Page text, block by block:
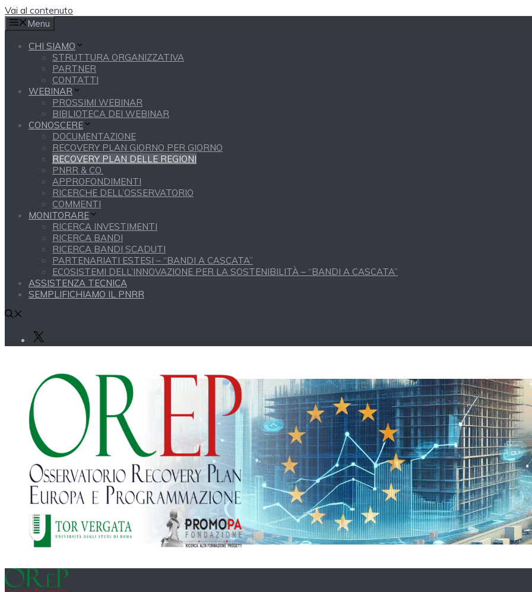
Vai al contenuto
Menu
CHI SIAMO
STRUTTURA ORGANIZZATIVA
PARTNER
CONTATTI
WEBINAR
PROSSIMI WEBINAR
BIBLIOTECA DEI WEBINAR
CONOSCERE
DOCUMENTAZIONE
RECOVERY PLAN GIORNO PER GIORNO
RECOVERY PLAN DELLE REGIONI
PNRR & CO.
APPROFONDIMENTI
RICERCHE DELL’OSSERVATORIO
COMMENTI
MONITORARE
RICERCA INVESTIMENTI
RICERCA BANDI
RICERCA BANDI SCADUTI
PARTENARIATI ESTESI – “BANDI A CASCATA”
ECOSISTEMI DELL’INNOVAZIONE PER LA SOSTENIBILITÀ – “BANDI A CASCATA”
ASSISTENZA TECNICA
SEMPLIFICHIAMO IL PNRR